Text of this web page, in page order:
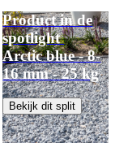
Product in de
spotlight
Arctic blue - 8-
16 mm - 25 kg
Bekijk dit split